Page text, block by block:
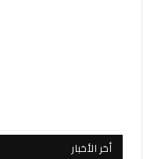
أخر الأخبار